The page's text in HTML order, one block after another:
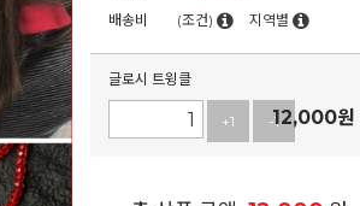
배송비
(조건) 지역별
글로시 트윙클
+1 -112,000원